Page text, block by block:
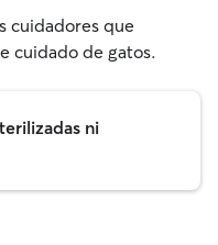
cuidadores que
cuidado de gatos.
ni